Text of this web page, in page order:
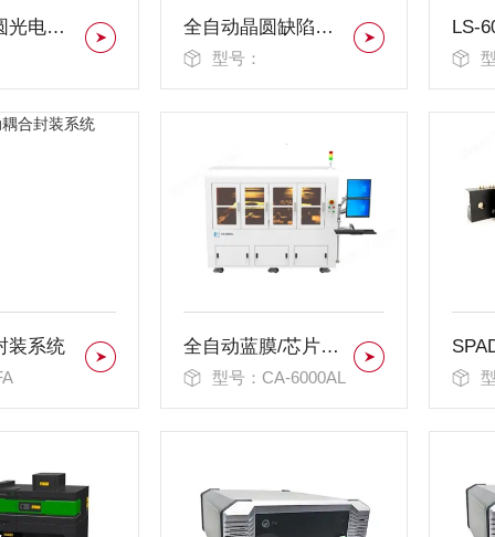
全自动晶圆光电测试系统WIT-220AL 全自动晶圆缺陷检测系统WI-6500AL
型号：
装系统 全自动蓝膜/芯片吸附盒测试系统
型号：CA-6000AL